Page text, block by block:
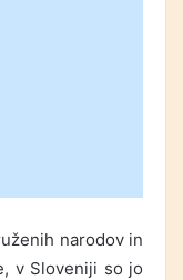
narodov in
v Sloveniji so jo